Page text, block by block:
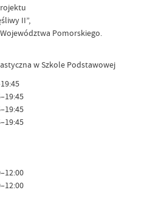
II”,
Pomorskiego.
w Szkole Podstawowej